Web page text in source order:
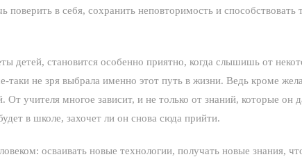
в себя, сохранить неповторимость и способствовать
детей, становится особенно приятно, когда слышишь от
не зря выбрала именно этот путь в жизни. Ведь кроме
учителя многое зависит, и не только от знаний, которые он
в школе, захочет ли он снова сюда прийти.
осваивать новые технологии, получать новые знания,